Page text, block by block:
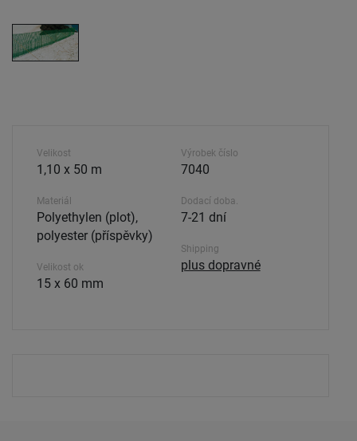
Velikost
1,10 x 50 m
Materiál
Polyethylen (plot),
polyester (příspěvky)
Velikost ok
15 x 60 mm
Výrobek číslo
7040
Dodací doba.
7-21 dní
Shipping
plus dopravné